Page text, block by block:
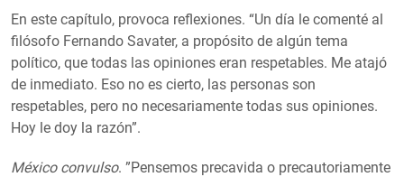
En este capítulo, provoca reflexiones. “Un día le comenté al
filósofo Fernando Savater, a propósito de algún tema
político, que todas las opiniones eran respetables. Me atajó
de inmediato. Eso no es cierto, las personas son
respetables, pero no necesariamente todas sus opiniones.
Hoy le doy la razón”.
México convulso. ”Pensemos precavida o precautoriamente